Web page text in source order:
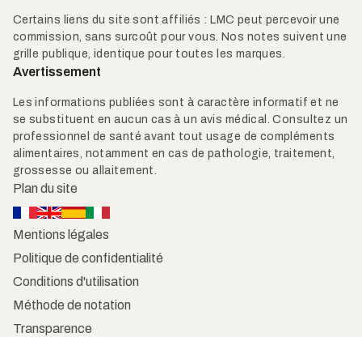
Certains liens du site sont affiliés : LMC peut percevoir une
commission, sans surcoût pour vous. Nos notes suivent une
grille publique, identique pour toutes les marques.
Avertissement
Les informations publiées sont à caractère informatif et ne
se substituent en aucun cas à un avis médical. Consultez un
professionnel de santé avant tout usage de compléments
alimentaires, notamment en cas de pathologie, traitement,
grossesse ou allaitement.
Plan du site
Mentions légales
Politique de confidentialité
Conditions d'utilisation
Méthode de notation
Transparence